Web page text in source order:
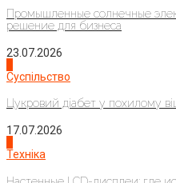
Промышленные солнечные
решение для бизнеса
23.07.2026
Суспільство
Цукровий діабет у похилому
17.07.2026
Техніка